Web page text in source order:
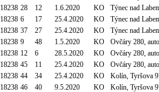
18238 28 12 1.6.2020 KO
Týnec nad
18238 6 17 25.4.2020 KO
Týnec nad
18238 37 27 25.4.2020 KO
Týnec nad
18238 9 48 1.5.2020 KO
Ovčáry 280,
18238 12 6 28.5.2020 KO
Ovčáry 280,
18238 45 11 25.4.2020 KO
Ovčáry 280,
18238 44 34 25.4.2020 KO
Kolín, Tyršova
18238 46 40 9.5.2020 KO
Kolín, Tyršova